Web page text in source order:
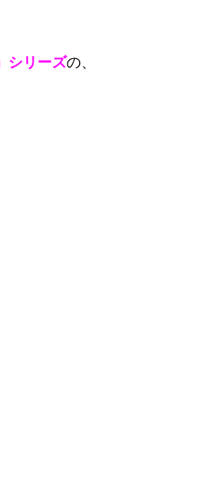
シリーズの、